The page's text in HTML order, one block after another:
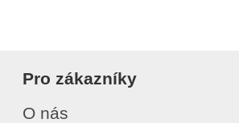
Pro zákazníky
O nás